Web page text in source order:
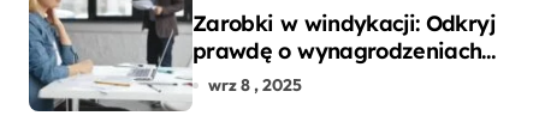
Zarobki w windykacji: Odkryj
prawdę o wynagrodzeniach
specjalistów w branży
wrz 8 , 2025